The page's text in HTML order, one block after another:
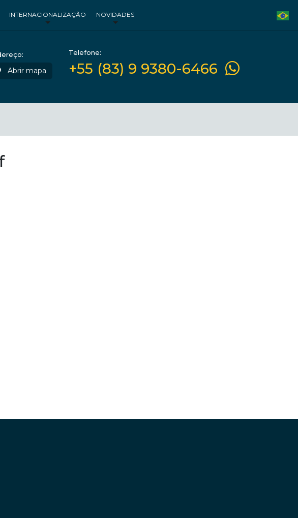
INTERNACIONALIZAÇÃO NOVIDADES
Abrir mapa
Telefone:
+55 (83) 9 9380-6466